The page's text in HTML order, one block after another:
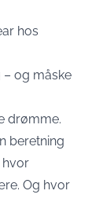
hos
– og måske
drømme.
beretning
hvor
Og hvor